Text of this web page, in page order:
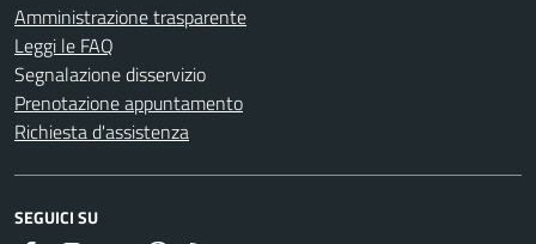
Amministrazione trasparente
Leggi le FAQ
Segnalazione disservizio
Prenotazione appuntamento
Richiesta d'assistenza
SEGUICI SU